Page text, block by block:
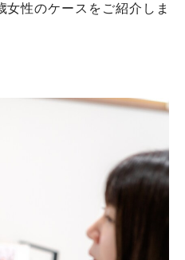
女性のケースをご紹介しま